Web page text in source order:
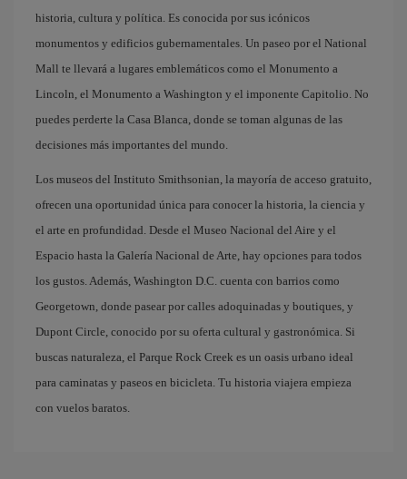
historia, cultura y política. Es conocida por sus icónicos
monumentos y edificios gubernamentales. Un paseo por el National
Mall te llevará a lugares emblemáticos como el Monumento a
Lincoln, el Monumento a Washington y el imponente Capitolio. No
puedes perderte la Casa Blanca, donde se toman algunas de las
decisiones más importantes del mundo.
Los museos del Instituto Smithsonian, la mayoría de acceso gratuito,
ofrecen una oportunidad única para conocer la historia, la ciencia y
el arte en profundidad. Desde el Museo Nacional del Aire y el
Espacio hasta la Galería Nacional de Arte, hay opciones para todos
los gustos. Además, Washington D.C. cuenta con barrios como
Georgetown, donde pasear por calles adoquinadas y boutiques, y
Dupont Circle, conocido por su oferta cultural y gastronómica. Si
buscas naturaleza, el Parque Rock Creek es un oasis urbano ideal
para caminatas y paseos en bicicleta. Tu historia viajera empieza
con vuelos baratos.